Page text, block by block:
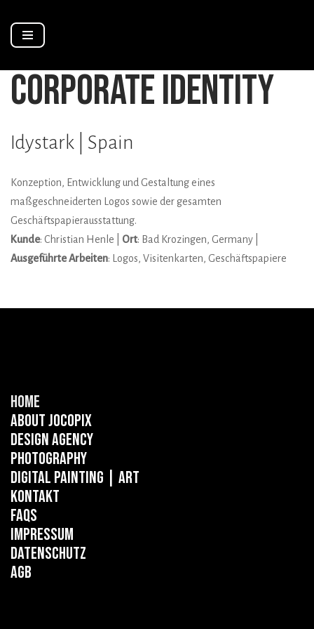
Zum
springen
corporate identity
Idystark | Spain
Konzeption, Entwicklung und Gestaltung eines
maßgeschneiderten Logos sowie der gesamten
Geschäftspapierausstattung.
Kunde: Christian Henle | Ort: Bad Krozingen, Germany |
Ausgeführte Arbeiten: Logos, Visitenkarten, Geschäftspapiere
Home
About Jocopix
Design Agency
Photography
Digital Painting | ART
Kontakt
FAQs
Impressum
Datenschutz
AGB